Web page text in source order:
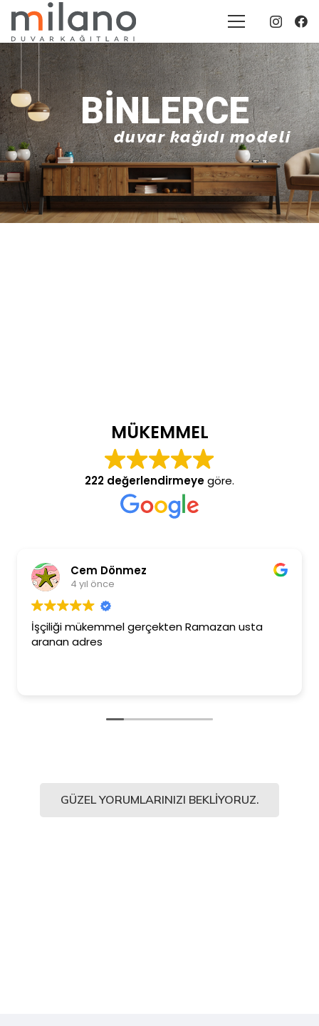
BINLERCE
duvar kağıdı modeli
MÜKEMMEL
222 değerlendirmeyegöre.
Cem Dönmez
4 yıl önce
İşçiliği mükemmel gerçekten Ramazan usta
aranan adres
GÜZEL YORUMLARINIZI BEKLIYORUZ.